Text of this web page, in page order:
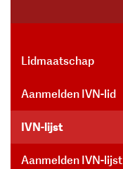
Lidmaatschap
Aanmelden IVN-lid
IVN-lijst
Aanmelden IVN-lijst